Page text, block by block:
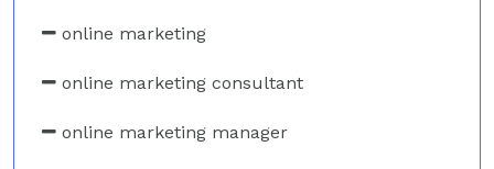
online marketing
online marketing consultant
online marketing manager